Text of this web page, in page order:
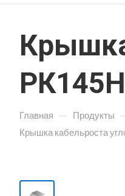
Главная — Продукты
Крышка кабельроста